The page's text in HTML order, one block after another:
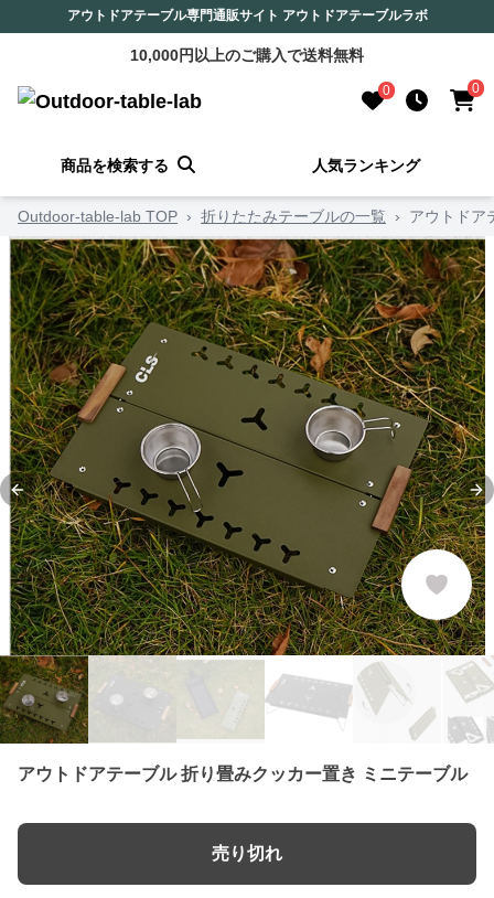
アウトドアテーブル専門通販サイト アウトドアテーブルラボ
10,000円以上のご購入で送料無料
0 0
商品を検索する 人気ランキング
Outdoor-table-lab TOP › 折りたたみテーブルの一覧 › アウトドア
Previous slide
アウトドアテーブル 折り畳みクッカー置き ミニテーブル
売り切れ